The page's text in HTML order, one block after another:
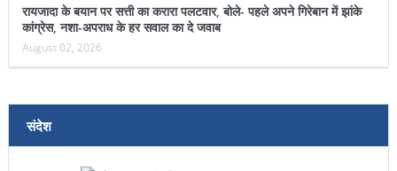
रायजादा के बयान पर सत्ती का करारा पलटवार, बोले- पहले अपने गिरेबान में झांके
कांग्रेस, नशा-अपराध के हर सवाल का दे जवाब
August 02, 2026
संदेश